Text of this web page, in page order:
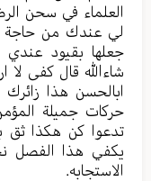
العلماء في سحن
لي عندك من حاجة
جعلها بقيود عندي
شاءالله قال كفى لا
ابالحسن هذا
حركات جميلة
تدعوا كن هكذا ثق
يكفي هذا الفصل
الاستجابه.